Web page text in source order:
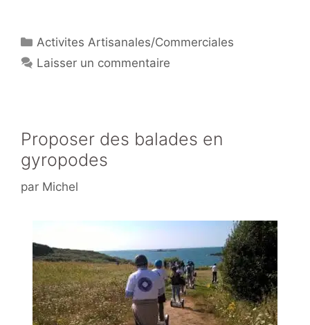
e
st
e
b
k
er g
er
Catégories
Activites Artisanales/Commerciales
Laisser un commentaire
Proposer des balades en
gyropodes
par Michel